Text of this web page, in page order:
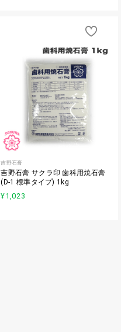
吉野石膏
吉野石膏 サクラ印 歯科用焼石膏
(D-1 標準タイプ) 1kg
¥1,023